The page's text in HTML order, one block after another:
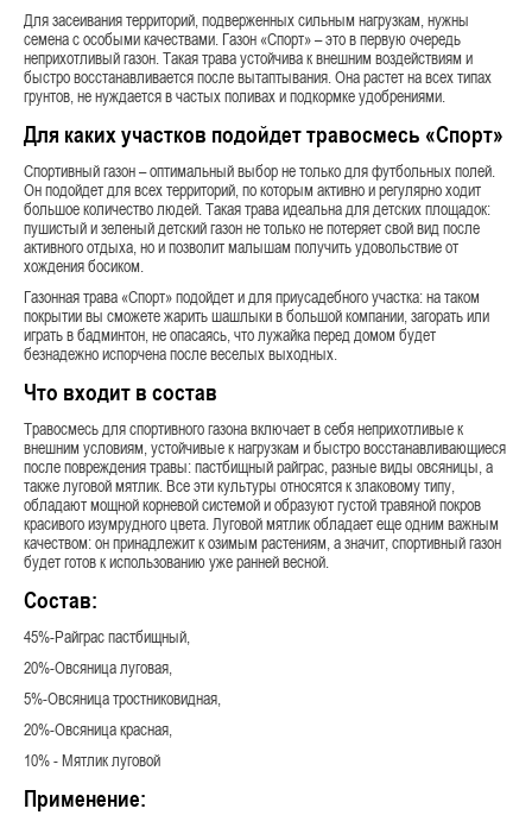
Для засеивания территорий, подверженных сильным нагрузкам, нужны
семена с особыми качествами. Газон «Спорт» – это в первую очередь
неприхотливый газон. Такая трава устойчива к внешним воздействиям и
быстро восстанавливается после вытаптывания. Она растет на всех типах
грунтов, не нуждается в частых поливах и подкормке удобрениями.
Для каких участков подойдет травосмесь «Спорт»
Спортивный газон – оптимальный выбор не только для футбольных полей.
Он подойдет для всех территорий, по которым активно и регулярно ходит
большое количество людей. Такая трава идеальна для детских площадок:
пушистый и зеленый детский газон не только не потеряет свой вид после
активного отдыха, но и позволит малышам получить удовольствие от
хождения босиком.
Газонная трава «Спорт» подойдет и для приусадебного участка: на таком
покрытии вы сможете жарить шашлыки в большой компании, загорать или
играть в бадминтон, не опасаясь, что лужайка перед домом будет
безнадежно испорчена после веселых выходных.
Что входит в состав
Травосмесь для спортивного газона включает в себя неприхотливые к
внешним условиям, устойчивые к нагрузкам и быстро восстанавливающиеся
после повреждения травы: пастбищный райграс, разные виды овсяницы, а
также луговой мятлик. Все эти культуры относятся к злаковому типу,
обладают мощной корневой системой и образуют густой травяной покров
красивого изумрудного цвета. Луговой мятлик обладает еще одним важным
качеством: он принадлежит к озимым растениям, а значит, спортивный газон
будет готов к использованию уже ранней весной.
Состав:
45%-Райграс пастбищный,
20%-Овсяница луговая,
5%-Овсяница тростниковидная,
20%-Овсяница красная,
10% - Мятлик луговой
Применение: